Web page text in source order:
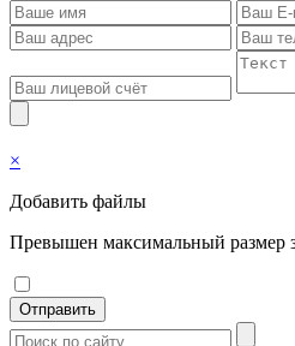
×
Добавить файлы
Превышен максимальный размер
Отправить